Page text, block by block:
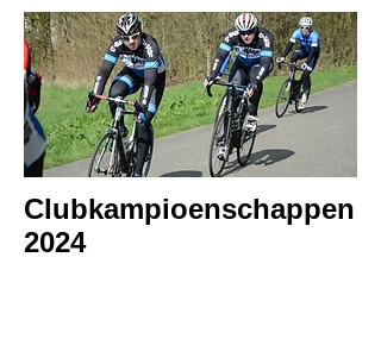
Clubkampioenschappen
2024